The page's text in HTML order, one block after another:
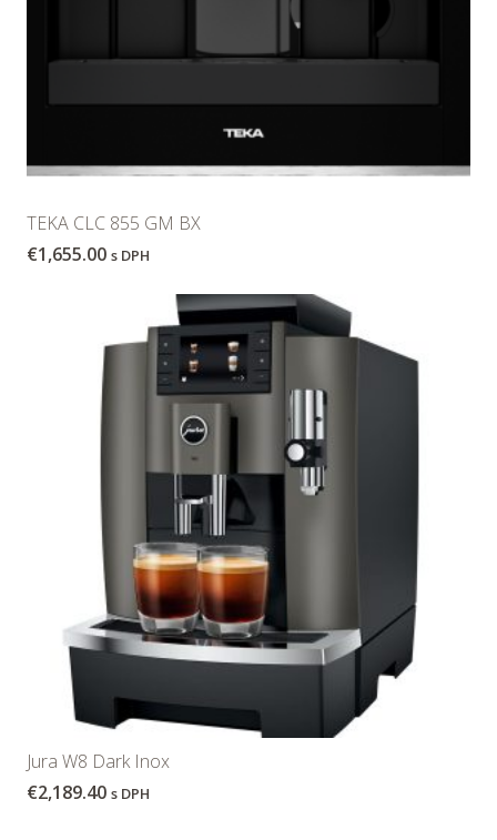
TEKA CLC 855 GM BX
€1,655.00 s DPH
Jura W8 Dark Inox
€2,189.40 s DPH